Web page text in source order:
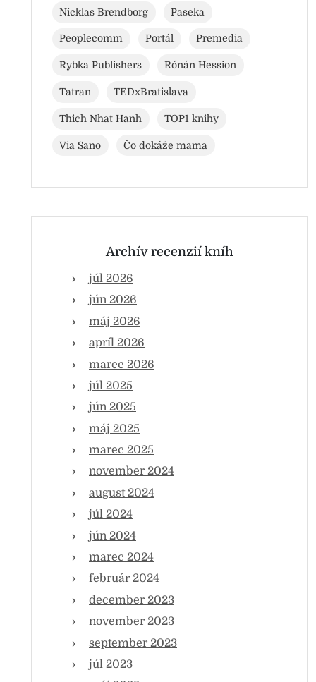
Nicklas Brendborg Paseka
Peoplecomm Portál Premedia
Rybka Publishers Rónán Hession
Tatran TEDxBratislava
Thich Nhat Hanh TOP1 knihy
Via Sano Čo dokáže mama
Archív recenzií kníh
júl 2026
jún 2026
máj 2026
apríl 2026
marec 2026
júl 2025
jún 2025
máj 2025
marec 2025
november 2024
august 2024
júl 2024
jún 2024
marec 2024
február 2024
december 2023
november 2023
september 2023
júl 2023